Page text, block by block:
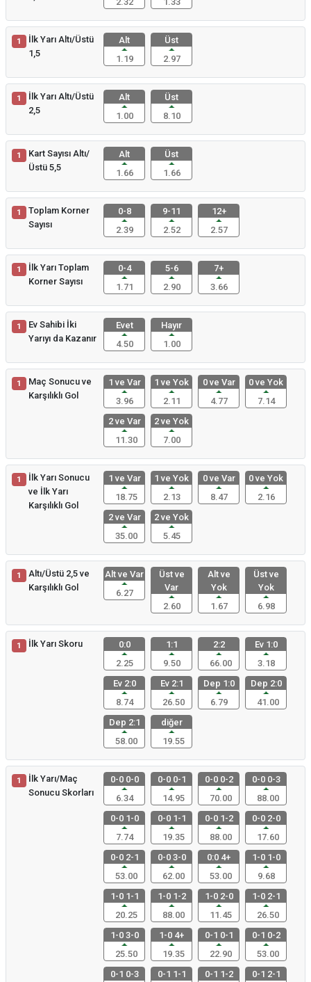
1
İlk Yarı Altı/Üstü
1,5
Alt
1.19
Üst
2.97
1
İlk Yarı Altı/Üstü
2,5
Alt
1.00
Üst
8.10
1
Kart Sayısı Altı/
Üstü 5,5
Alt
1.66
Üst
1.66
1
Toplam Korner
Sayısı
0-8
2.39
9-11
2.52
12+
2.57
1
İlk Yarı Toplam
Korner Sayısı
0-4
1.71
5-6
2.90
7+
3.66
1
Ev Sahibi İki
Yarıyı da Kazanır
Evet
4.50
Hayır
1.00
1
Maç Sonucu ve
Karşılıklı Gol
1 ve Var
3.96
1 ve Yok
2.11
0 ve Var
4.77
0 ve Yok
7.14
2 ve Var
11.30
2 ve Yok
7.00
1
İlk Yarı Sonucu
ve İlk Yarı
Karşılıklı Gol
1 ve Var
18.75
1 ve Yok
2.13
0 ve Var
8.47
0 ve Yok
2.16
2 ve Var
35.00
2 ve Yok
5.45
1
Altı/Üstü 2,5 ve
Karşılıklı Gol
Alt ve Var
6.27
Üst ve
Var
2.60
Alt ve
Yok
1.67
Üst ve
Yok
6.98
1 İlk Yarı Skoru
0:0
2.25
1:1
9.50
2:2
66.00
Ev 1:0
3.18
Ev 2:0
8.74
Ev 2:1
26.50
Dep 1:0
6.79
Dep 2:0
41.00
Dep 2:1
58.00
diğer
19.55
1
İlk Yarı/Maç
Sonucu Skorları
0-0 0-0
6.34
0-0 0-1
14.95
0-0 0-2
70.00
0-0 0-3
88.00
0-0 1-0
7.74
0-0 1-1
19.35
0-0 1-2
88.00
0-0 2-0
17.60
0-0 2-1
53.00
0-0 3-0
62.00
0:0 4+
53.00
1-0 1-0
9.68
1-0 1-1
20.25
1-0 1-2
88.00
1-0 2-0
11.45
1-0 2-1
26.50
1-0 3-0
25.50
1-0 4+
19.35
0-1 0-1
22.90
0-1 0-2
53.00
0-1 0-3
0-1 1-1
0-1 1-2
0-1 2-1